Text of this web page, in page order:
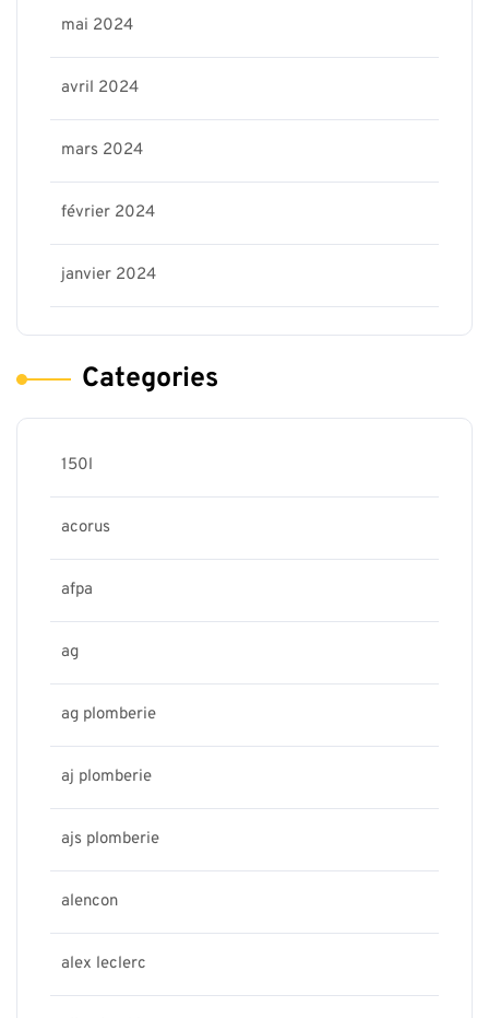
mai 2024
avril 2024
mars 2024
février 2024
janvier 2024
Categories
150l
acorus
afpa
ag
ag plomberie
aj plomberie
ajs plomberie
alencon
alex leclerc